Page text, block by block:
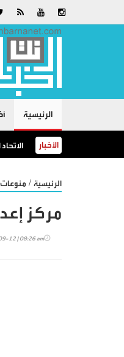
الرئيسية
الأخبار
الرئيسية / منوعات
مركز
12 | 08:26 am